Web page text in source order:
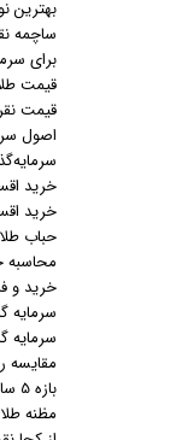
بهترین
ساچمه
برای
قیمت
قیمت
اصول
خرید
خرید
حباب طلا
محاسبه
خرید و
سرمایه
سرمایه
مقایسه
بازه 5 ساله
مظنه طلا